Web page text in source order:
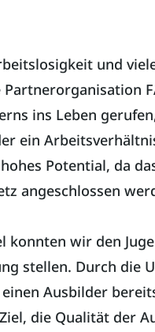
und
ins Leben
ein
Potential, da
angeschlossen
wir den
stellen. Durch die
Ausbilder
die Qualität der